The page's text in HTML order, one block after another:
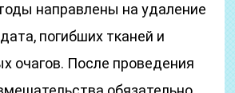
направлены на удаление
погибших тканей и
очагов. После проведения